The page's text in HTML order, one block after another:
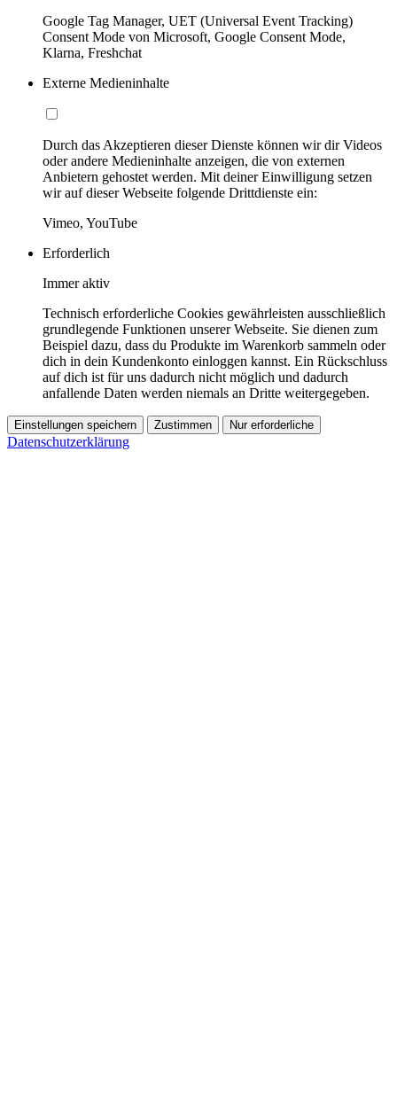
Google Tag Manager, UET (Universal Event Tracking)
Consent Mode von Microsoft, Google Consent Mode,
Klarna, Freshchat
Externe Medieninhalte
Durch das Akzeptieren dieser Dienste können wir dir Videos
oder andere Medieninhalte anzeigen, die von externen
Anbietern gehostet werden. Mit deiner Einwilligung setzen
wir auf dieser Webseite folgende Drittdienste ein:
Vimeo, YouTube
Erforderlich
Immer aktiv
Technisch erforderliche Cookies gewährleisten ausschließlich
grundlegende Funktionen unserer Webseite. Sie dienen zum
Beispiel dazu, dass du Produkte im Warenkorb sammeln oder
dich in dein Kundenkonto einloggen kannst. Ein Rückschluss
auf dich ist für uns dadurch nicht möglich und dadurch
anfallende Daten werden niemals an Dritte weitergegeben.
Einstellungen speichern Zustimmen Nur erforderliche
Datenschutzerklärung